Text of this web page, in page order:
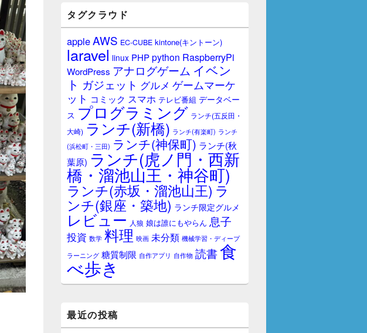
ー
ジ
ッ
ト
タグクラウド
appleAWS EC-CUBE kintone(キントーン)
laravel linux PHPpython RaspberryPi
WordPress アナログゲーム イベン
ト ガジェット グルメ ゲームマーケ
ット コミック スマホ テレビ番組 データベー
ス プログラミング ランチ(五反田・
大崎) ランチ(新橋) ランチ(有楽町) ランチ
(浜松町・三田) ランチ(神保町) ランチ(秋
葉原) ランチ(虎ノ門・西新
橋・溜池山王・神谷町)
ランチ(赤坂・溜池山王) ラ
ンチ(銀座・築地) ランチ限定グルメ
レビュー 人狼 娘は誰にもやらん 息子
投資 数学 料理 映画 未分類 機械学習・ディープ
ラーニング 糖質制限 自作アプリ 自作物 読書食
べ歩き
最近の投稿